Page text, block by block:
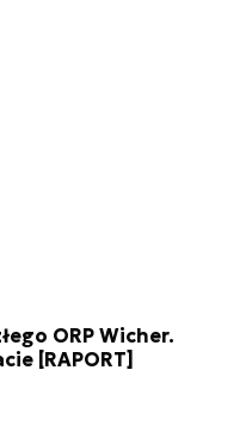
ORP Wicher.
[RAPORT]